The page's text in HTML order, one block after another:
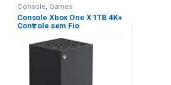
Console, Games
Console Xbox One X 1TB 4K+
Controle sem Fio